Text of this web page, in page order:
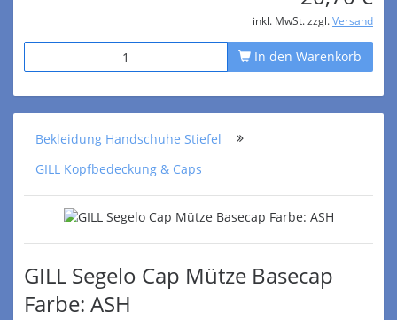
inkl. MwSt. zzgl. Versand
In den Warenkorb
Bekleidung Handschuhe Stiefel
GILL Kopfbedeckung & Caps
GILL Segelo Cap Mütze Basecap
Farbe: ASH